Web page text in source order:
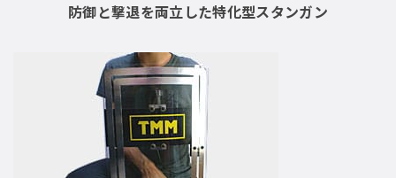
防御と撃退を両立した特化型スタンガン